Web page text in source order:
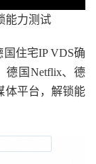
能力测试
住宅IP VDS确
德国Netflix、德
体平台，解锁能